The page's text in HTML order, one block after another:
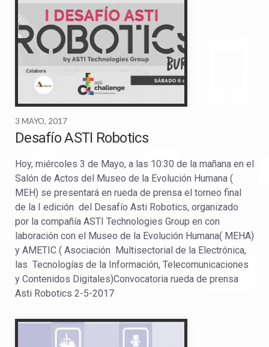
3 MAYO, 2017
Desafío ASTI Robotics
Hoy, miércoles 3 de Mayo, a las 10:30 de la mañana en el
Salón de Actos del Museo de la Evolución Humana (
MEH) se presentará en rueda de prensa el torneo final
de la I edición del Desafío Asti Robotics, organizado
por la compañía ASTI Technologies Group en con
laboración con el Museo de la Evolución Humana( MEHA)
y AMETIC ( Asociación Multisectorial de la Electrónica,
las Tecnologías de la Información, Telecomunicaciones
y Contenidos Digitales)Convocatoria rueda de prensa
Asti Robotics 2-5-2017